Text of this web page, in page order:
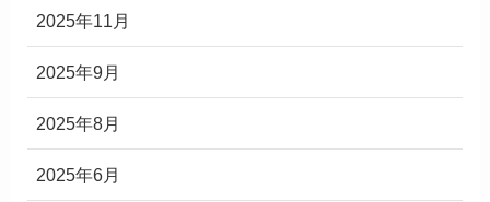
2025年11月
2025年9月
2025年8月
2025年6月